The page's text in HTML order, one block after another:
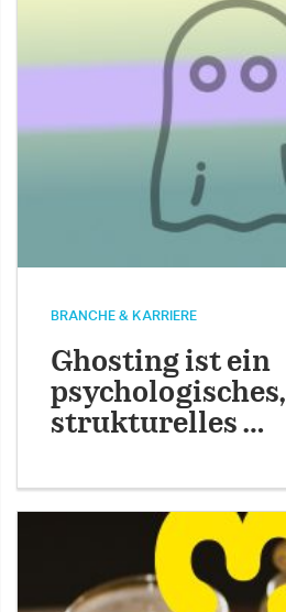
BRANCHE & KARRIERE
Ghosting ist ein
psychologisches,
strukturelles …